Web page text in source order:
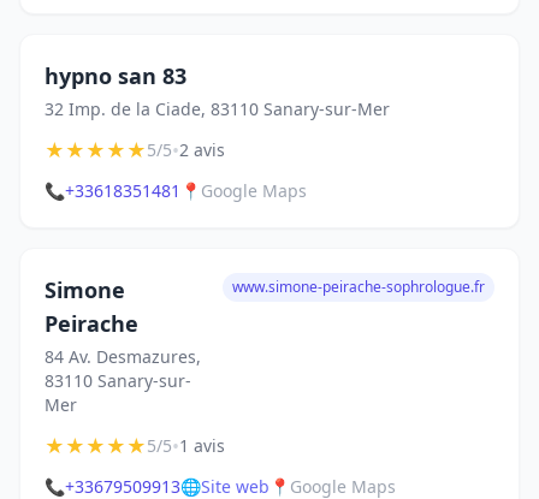
hypno san 83
32 Imp. de la Ciade, 83110 Sanary-sur-Mer
★★★★★5/5•2 avis
📞+33618351481 📍 Google Maps
Simone
Peirache
84 Av. Desmazures,
83110 Sanary-sur-
Mer
www.simone-peirache-sophrologue.fr
★★★★★5/5•1 avis
📞+33679509913🌐Site web 📍 Google Maps